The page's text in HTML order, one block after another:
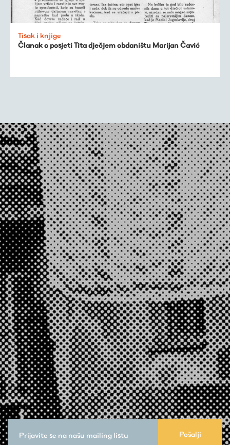
Tisak i knjige
Članak o posjeti Tita dječjem obdaništu Marijan Čavić